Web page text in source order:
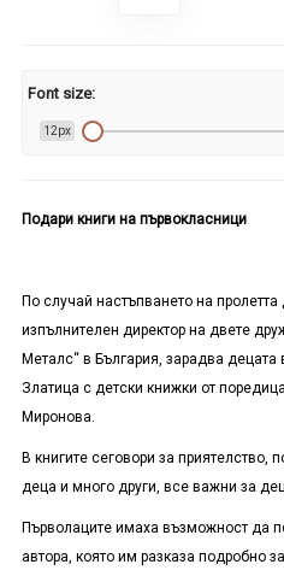
Font size:
12px
Подари книги на първокласници
По случай настъпването на
изпълнителен директор на двете
Металс“ в България, зарадва
Златица с детски книжки от
Миронова.
В книгите сеговори за приятелство,
деца и много други, все важни за
Първолаците имаха възможност да
автора, която им разказа подробно